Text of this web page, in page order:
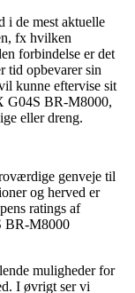
i de mest aktuelle
fx hvilken
forbindelse er det
tid opbevarer sin
kunne eftervise sit
G04S BR-M8000,
eller dreng.
genveje til
og herved er
ratings af
BR-M8000
muligheder for
I øvrigt ser vi